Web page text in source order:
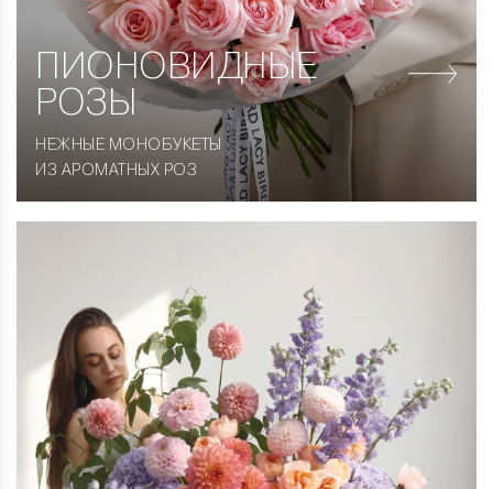
ПИОНОВИДНЫЕ
РОЗЫ
НЕЖНЫЕ МОНОБУКЕТЫ
ИЗ АРОМАТНЫХ РОЗ